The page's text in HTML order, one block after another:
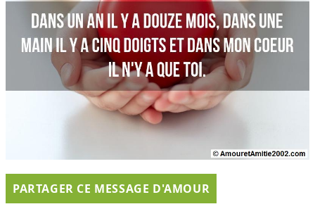
PARTAGER CE MESSAGE D'AMOUR